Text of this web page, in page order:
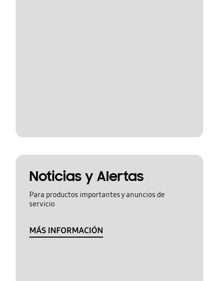
Noticias y Alertas
Para productos importantes y anuncios de
servicio
MÁS INFORMACIÓN